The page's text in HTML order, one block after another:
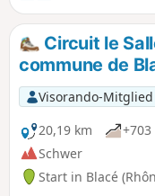
Circuit le
commune de
Visorando-Mitglied
20,19 km
+703
Schwer
Start in Blacé